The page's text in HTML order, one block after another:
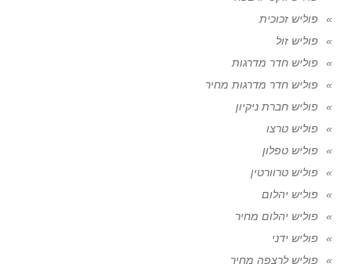
פוליש זכוכית
פוליש זול
פוליש חדר מדרגות
פוליש חדר מדרגות מחיר
פוליש חברת ניקיון
פוליש טרצו
פוליש טפלון
פוליש טרוורטין
פוליש יהלום
פוליש יהלום מחיר
פוליש ידני
פוליש לרצפה מחיר